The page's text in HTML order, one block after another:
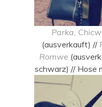
Parka,
(ausverkauft) //
Romwe
schwarz) // Hose